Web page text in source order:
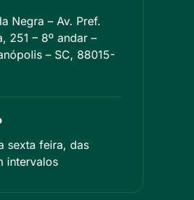
Negra – Av. Pref.
251 – 8º andar –
– SC, 88015-
sexta feira, das
intervalos